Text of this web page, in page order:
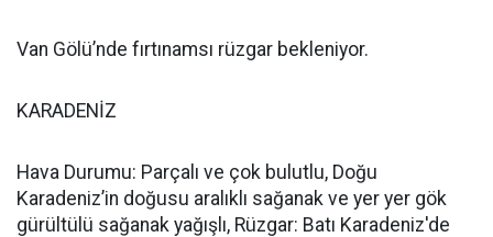
Van Gölü’nde fırtınamsı rüzgar bekleniyor.
KARADENİZ
Hava Durumu: Parçalı ve çok bulutlu, Doğu
Karadeniz’in doğusu aralıklı sağanak ve yer yer gök
gürültülü sağanak yağışlı, Rüzgar: Batı Karadeniz'de